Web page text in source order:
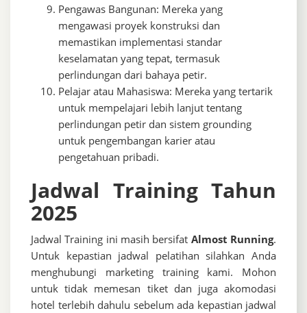
Pengawas Bangunan: Mereka yang
mengawasi proyek konstruksi dan
memastikan implementasi standar
keselamatan yang tepat, termasuk
perlindungan dari bahaya petir.
Pelajar atau Mahasiswa: Mereka yang tertarik
untuk mempelajari lebih lanjut tentang
perlindungan petir dan sistem grounding
untuk pengembangan karier atau
pengetahuan pribadi.
Jadwal Training Tahun
2025
Jadwal Training ini masih bersifat Almost Running.
Untuk kepastian jadwal pelatihan silahkan Anda
menghubungi marketing training kami. Mohon
untuk tidak memesan tiket dan juga akomodasi
hotel terlebih dahulu sebelum ada kepastian jadwal